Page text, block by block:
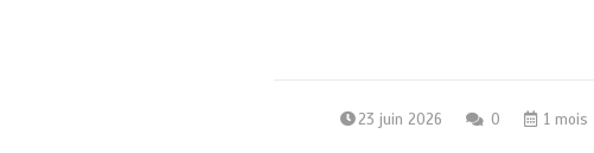
23 juin 2026 0 1 mois